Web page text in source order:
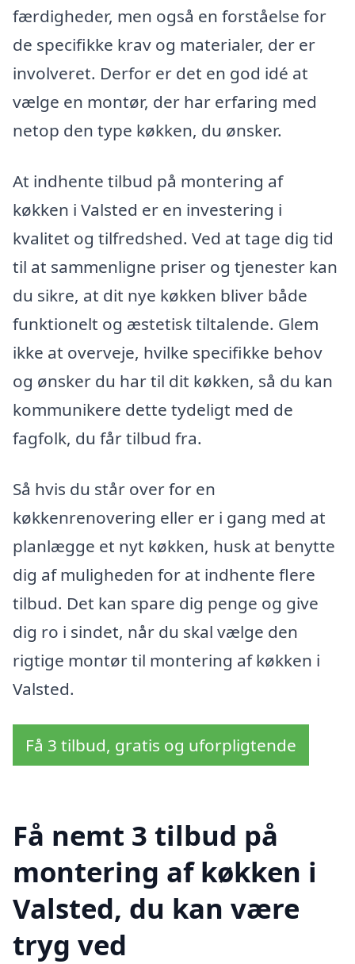
færdigheder, men også en forståelse for
de specifikke krav og materialer, der er
involveret. Derfor er det en god idé at
vælge en montør, der har erfaring med
netop den type køkken, du ønsker.
At indhente tilbud på montering af
køkken i Valsted er en investering i
kvalitet og tilfredshed. Ved at tage dig tid
til at sammenligne priser og tjenester kan
du sikre, at dit nye køkken bliver både
funktionelt og æstetisk tiltalende. Glem
ikke at overveje, hvilke specifikke behov
og ønsker du har til dit køkken, så du kan
kommunikere dette tydeligt med de
fagfolk, du får tilbud fra.
Så hvis du står over for en
køkkenrenovering eller er i gang med at
planlægge et nyt køkken, husk at benytte
dig af muligheden for at indhente flere
tilbud. Det kan spare dig penge og give
dig ro i sindet, når du skal vælge den
rigtige montør til montering af køkken i
Valsted.
Få 3 tilbud, gratis og uforpligtende
Få nemt 3 tilbud på
montering af køkken i
Valsted, du kan være
tryg ved